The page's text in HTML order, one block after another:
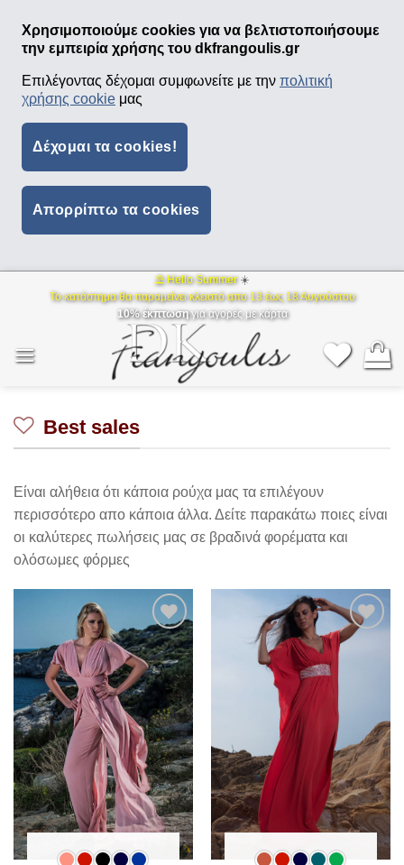
Χρησιμοποιούμε cookies για να βελτιστοποιήσουμε
την εμπειρία χρήσης του dkfrangoulis.gr
Επιλέγοντας δέχομαι συμφωνείτε με την πολιτική
χρήσης cookie μας
Δέχομαι τα cookies!
Απορρίπτω τα cookies
⛱ Hello Summer ☀️
Το κατάστημα θα παραμείνει κλειστό απο 13 έως 18 Αυγούστου
10% έκπτωσηγια αγορές με κάρτα
Best sales
Είναι αλήθεια ότι κάποια ρούχα μας τα επιλέγουν
περισσότερο απο κάποια άλλα. Δείτε παρακάτω ποιες είναι
οι καλύτερες πωλήσεις μας σε βραδινά φορέματα και
ολόσωμες φόρμες
Add to
wishlist
Add to